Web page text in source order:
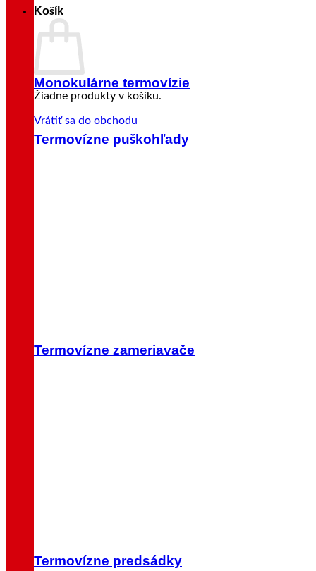
Košík
Žiadne produkty v košíku.
Vrátiť sa do obchodu
Monokulárne termovízie
Termovízne puškohľady
Termovízne zameriavače
Termovízne predsádky